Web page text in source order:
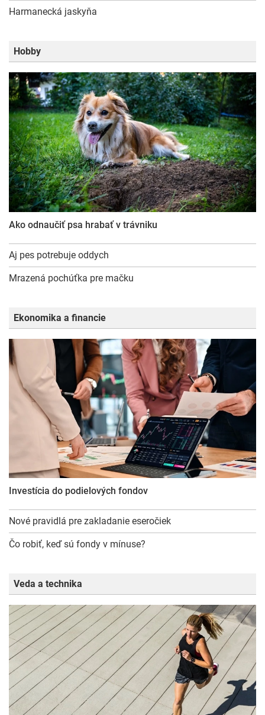
Harmanecká jaskyňa
Hobby
Ako odnaučiť psa hrabať v trávniku
Aj pes potrebuje oddych
Mrazená pochúťka pre mačku
Ekonomika a financie
Investícia do podielových fondov
Nové pravidlá pre zakladanie eseročiek
Čo robiť, keď sú fondy v mínuse?
Veda a technika